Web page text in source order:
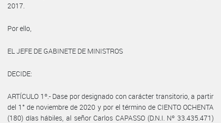
2017.
Por ello,
EL JEFE DE GABINETE DE MINISTROS
DECIDE:
ARTÍCULO 1º.- Dase por designado con carácter transitorio, a partir
del 1° de noviembre de 2020 y por el término de CIENTO OCHENTA
(180) días hábiles, al señor Carlos CAPASSO (D.N.I. Nº 33.435.471)